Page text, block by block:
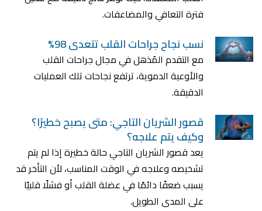
فترة التعافي والمضاعفات.
نسب نجاح جراحات القلب تتعدى 98%
مع التقدم المُذهل في مجال جراحات القلب
والأوعية الدموية، ترتفع نجاحات تلك العمليات
الدقيقة.
قصور الشريان التاجي: متى يصبح خطيرًا؟
وكيف يتم علاجه؟
يعد قصور الشريان التاجي حالة خطيرة إذا لم يتم
تشخيصه وعلاجه في الوقت المناسب، لأن التأخر قد
يسبب ضعفًا دائمًا في عضلة القلب أو فشلًا قلبيًا
على المدى الطويل.